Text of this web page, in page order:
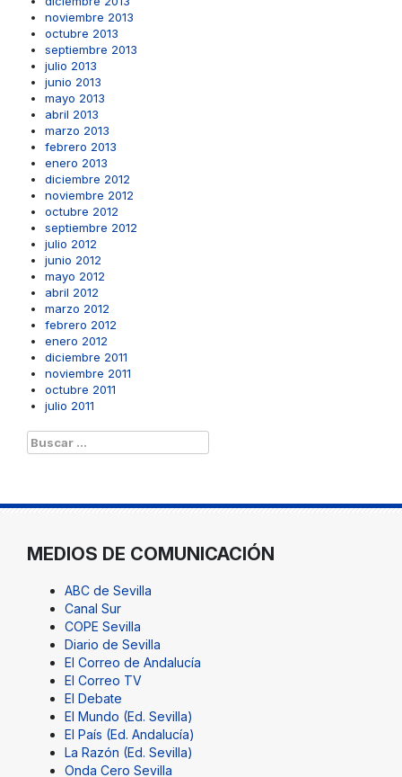
noviembre 2013
octubre 2013
septiembre 2013
julio 2013
junio 2013
mayo 2013
abril 2013
marzo 2013
febrero 2013
enero 2013
diciembre 2012
noviembre 2012
octubre 2012
septiembre 2012
julio 2012
junio 2012
mayo 2012
abril 2012
marzo 2012
febrero 2012
enero 2012
diciembre 2011
noviembre 2011
octubre 2011
julio 2011
Buscar:
MEDIOS DE COMUNICACIÓN
ABC de Sevilla
Canal Sur
COPE Sevilla
Diario de Sevilla
El Correo de Andalucía
El Correo TV
El Debate
El Mundo (Ed. Sevilla)
El País (Ed. Andalucía)
La Razón (Ed. Sevilla)
Onda Cero Sevilla